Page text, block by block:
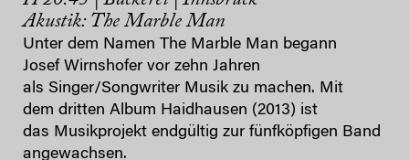
Akustik: The Marble Man
Unter dem Namen The Marble Man begann
Josef Wirnshofer vor zehn Jahren
als Singer/Songwriter Musik zu machen. Mit
dem dritten Album Haidhausen (2013) ist
das Musikprojekt endgültig zur fünfköpfigen Band
angewachsen.